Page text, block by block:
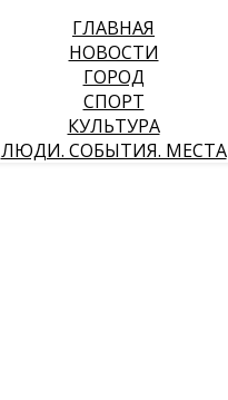
ГЛАВНАЯ
НОВОСТИ
ГОРОД
СПОРТ
КУЛЬТУРА
ЛЮДИ. СОБЫТИЯ. МЕСТА